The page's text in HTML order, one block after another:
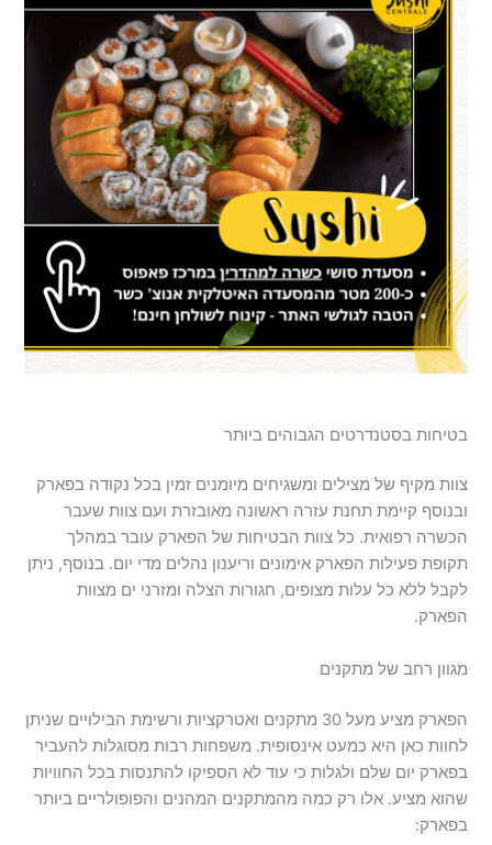
בטיחות בסטנדרטים הגבוהים ביותר
צוות מקיף של מצילים ומשגיחים מיומנים זמין בכל נקודה בפארק
ובנוסף קיימת תחנת עזרה ראשונה מאובזרת ועם צוות שעבר
הכשרה רפואית. כל צוות הבטיחות של הפארק עובר במהלך
תקופת פעילות הפארק אימונים וריענון נהלים מדי יום. בנוסף, ניתן
לקבל ללא כל עלות מצופים, חגורות הצלה ומזרני ים מצוות
הפארק.
מגוון רחב של מתקנים
הפארק מציע מעל 30 מתקנים ואטרקציות ורשימת הבילויים שניתן
לחוות כאן היא כמעט אינסופית. משפחות רבות מסוגלות להעביר
בפארק יום שלם ולגלות כי עוד לא הספיקו להתנסות בכל החוויות
שהוא מציע. אלו רק כמה מהמתקנים המהנים והפופולריים ביותר
בפארק: